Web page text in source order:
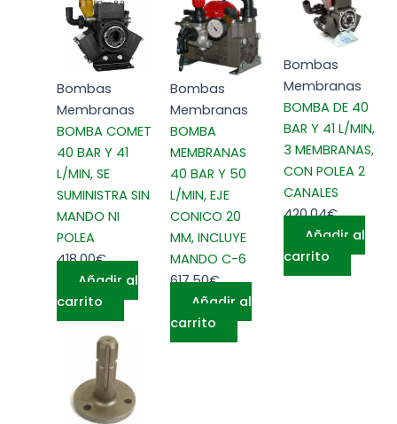
Bombas
Membranas
BOMBA COMET
40 BAR Y 41
L/MIN, SE
SUMINISTRA SIN
MANDO NI
POLEA
418,00€
Añadir al
carrito
Bombas
Membranas
BOMBA
MEMBRANAS
40 BAR Y 50
L/MIN, EJE
CONICO 20
MM, INCLUYE
MANDO C-6
617,50€
Añadir al
carrito
Bombas
Membranas
BOMBA DE 40
BAR Y 41 L/MIN,
3 MEMBRANAS,
CON POLEA 2
CANALES
420,04€
Añadir al
carrito